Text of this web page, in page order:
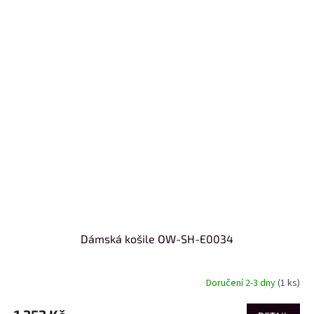
Dámská košile OW-SH-E0034
Doručení 2-3 dny(1 ks)